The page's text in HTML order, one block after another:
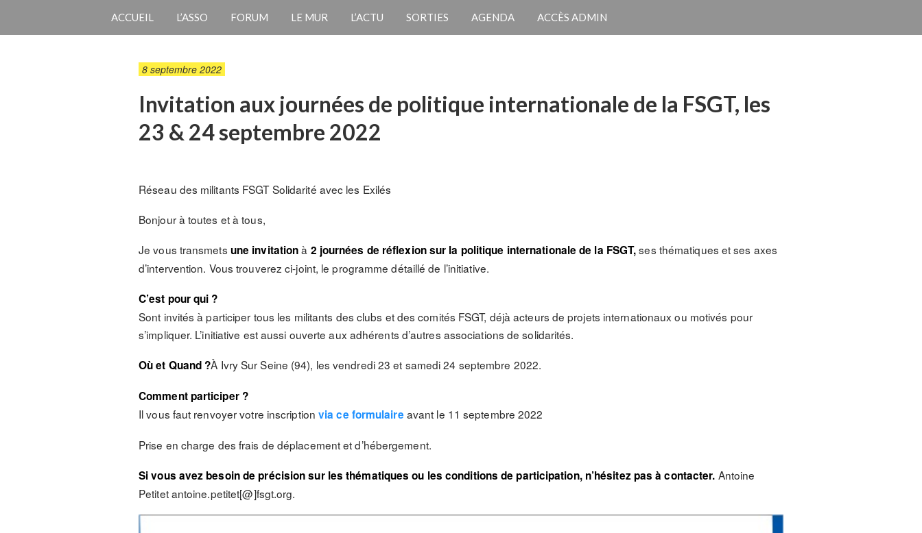
ACCUEIL L’ASSO FORUM LE MUR L’ACTU SORTIES AGENDA ACCÈS ADMIN
8 septembre 2022
Invitation aux journées de politique internationale de la FSGT, les
23 & 24 septembre 2022
Réseau des militants FSGT Solidarité avec les Exilés
Bonjour à toutes et à tous,
Je vous transmets une invitationà 2 journées de réflexion sur la politique internationale de la FSGT,ses thématiques et ses axes
d’intervention. Vous trouverez ci-joint, le programme détaillé de l’initiative.
C’est pour qui ?
Sont invités à participer tous les militants des clubs et des comités FSGT, déjà acteurs de projets internationaux ou motivés pour
s’impliquer. L’initiative est aussi ouverte aux adhérents d’autres associations de solidarités.
Où et Quand ?À Ivry Sur Seine (94), les vendredi 23 et samedi 24 septembre 2022.
Comment participer ?
Il vous faut renvoyer votre inscription via ce formulaire avant le 11 septembre 2022
Prise en charge des frais de déplacement et d’hébergement.
Si vous avez besoin de précision sur les thématiques ou les conditions de participation, n’hésitez pas à contacter. Antoine
Petitet antoine.petitet[@]fsgt.org.